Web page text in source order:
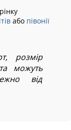
або півонії
розмір
можуть
від